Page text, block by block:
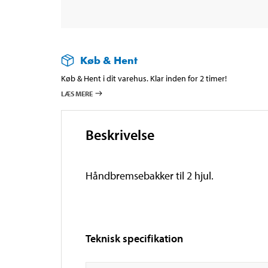
Køb & Hent
Køb & Hent i dit varehus. Klar inden for 2 timer!
LÆS MERE
Beskrivelse
Håndbremsebakker til 2 hjul.
Teknisk specifikation